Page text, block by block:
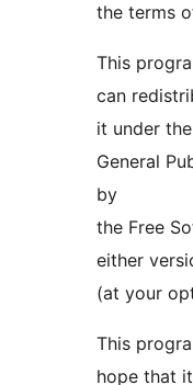
the terms
This
can
it under
General
by
the Free
either
(at your
This
hope that